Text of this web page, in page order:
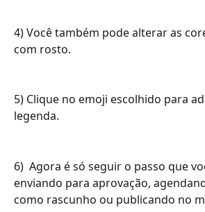
4) Você também pode alterar as
com rosto.
5) Clique no emoji escolhido para
legenda.
6)  Agora é só seguir o passo que
enviando para aprovação,
como rascunho ou publicando no